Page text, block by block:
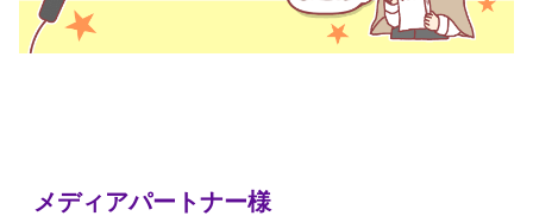
メディアパートナー様